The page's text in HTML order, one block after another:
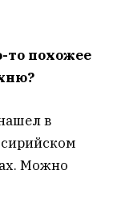
то похожее
в
Можно